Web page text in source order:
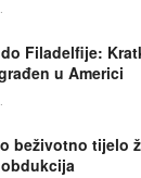
Filadelfije:
u Americi
beživotno tijelo